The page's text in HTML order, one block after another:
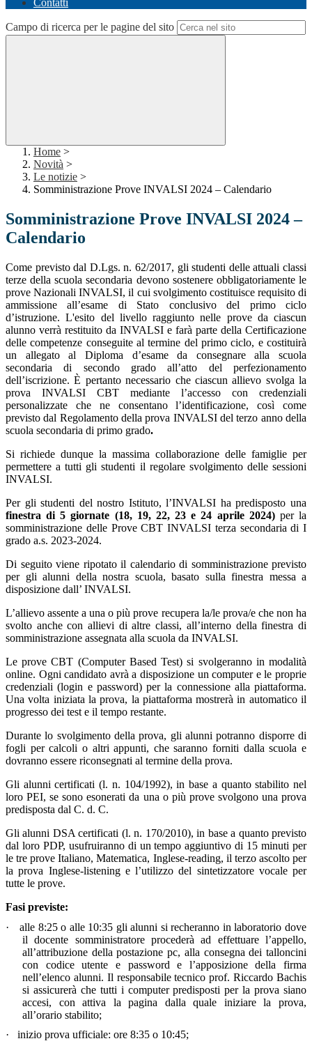
Contatti
Campo di ricerca per le pagine del sito
Home >
Novità >
Le notizie >
Somministrazione Prove INVALSI 2024 – Calendario
Somministrazione Prove INVALSI 2024 –
Calendario
Come previsto dal D.Lgs. n. 62/2017, gli studenti delle attuali classi
terze della scuola secondaria devono sostenere obbligatoriamente le
prove Nazionali INVALSI, il cui svolgimento costituisce requisito di
ammissione all’esame di Stato conclusivo del primo ciclo
d’istruzione. L'esito del livello raggiunto nelle prove da ciascun
alunno verrà restituito da INVALSI e farà parte della Certificazione
delle competenze conseguite al termine del primo ciclo, e costituirà
un allegato al Diploma d’esame da consegnare alla scuola
secondaria di secondo grado all’atto del perfezionamento
dell’iscrizione. È pertanto necessario che ciascun allievo svolga la
prova INVALSI CBT mediante l’accesso con credenziali
personalizzate che ne consentano l’identificazione, così come
previsto dal Regolamento della prova INVALSI del terzo anno della
scuola secondaria di primo grado.
Si richiede dunque la massima collaborazione delle famiglie per
permettere a tutti gli studenti il regolare svolgimento delle sessioni
INVALSI.
Per gli studenti del nostro Istituto, l’INVALSI ha predisposto una
finestra di 5 giornate (18, 19, 22, 23 e 24 aprile 2024)per la
somministrazione delle Prove CBT INVALSI terza secondaria di I
grado a.s. 2023-2024.
Di seguito viene ripotato il calendario di somministrazione previsto
per gli alunni della nostra scuola, basato sulla finestra messa a
disposizione dall’ INVALSI.
L’allievo assente a una o più prove recupera la/le prova/e che non ha
svolto anche con allievi di altre classi, all’interno della finestra di
somministrazione assegnata alla scuola da INVALSI.
Le prove CBT (Computer Based Test) si svolgeranno in modalità
online. Ogni candidato avrà a disposizione un computer e le proprie
credenziali (login e password) per la connessione alla piattaforma.
Una volta iniziata la prova, la piattaforma mostrerà in automatico il
progresso dei test e il tempo restante.
Durante lo svolgimento della prova, gli alunni potranno disporre di
fogli per calcoli o altri appunti, che saranno forniti dalla scuola e
dovranno essere riconsegnati al termine della prova.
Gli alunni certificati (l. n. 104/1992), in base a quanto stabilito nel
loro PEI, se sono esonerati da una o più prove svolgono una prova
predisposta dal C. d. C.
Gli alunni DSA certificati (l. n. 170/2010), in base a quanto previsto
dal loro PDP, usufruiranno di un tempo aggiuntivo di 15 minuti per
le tre prove Italiano, Matematica, Inglese-reading, il terzo ascolto per
la prova Inglese-listening e l’utilizzo del sintetizzatore vocale per
tutte le prove.
Fasi previste:
·
alle 8:25 o alle 10:35 gli alunni si recheranno in laboratorio dove
il docente somministratore procederà ad effettuare l’appello,
all’attribuzione della postazione pc, alla consegna dei talloncini
con codice utente e password e l’apposizione della firma
nell’elenco alunni. Il responsabile tecnico prof. Riccardo Bachis
si assicurerà che tutti i computer predisposti per la prova siano
accesi, con attiva la pagina dalla quale iniziare la prova,
all’orario stabilito;
·
inizio prova ufficiale: ore 8:35 o 10:45;